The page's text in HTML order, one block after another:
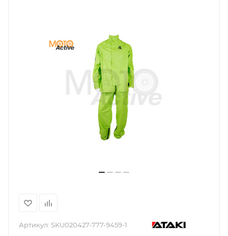
Артикул: SKU020427-777-9459-1